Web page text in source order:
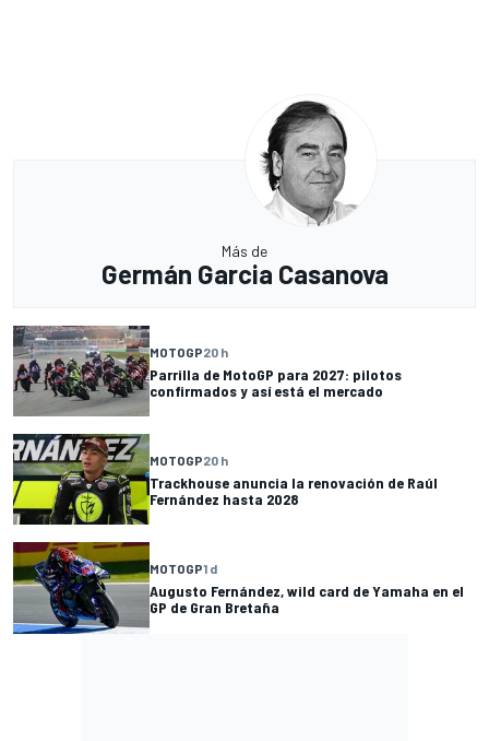
Más de
Germán Garcia Casanova
MOTOGP20 h
Parrilla de MotoGP para 2027: pilotos
confirmados y así está el mercado
MOTOGP20 h
Trackhouse anuncia la renovación de Raúl
Fernández hasta 2028
MOTOGP1 d
Augusto Fernández, wild card de Yamaha en el
GP de Gran Bretaña